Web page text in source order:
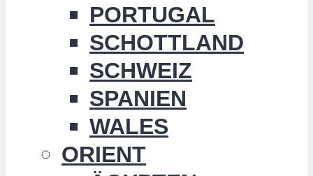
PORTUGAL
SCHOTTLAND
SCHWEIZ
SPANIEN
WALES
ORIENT